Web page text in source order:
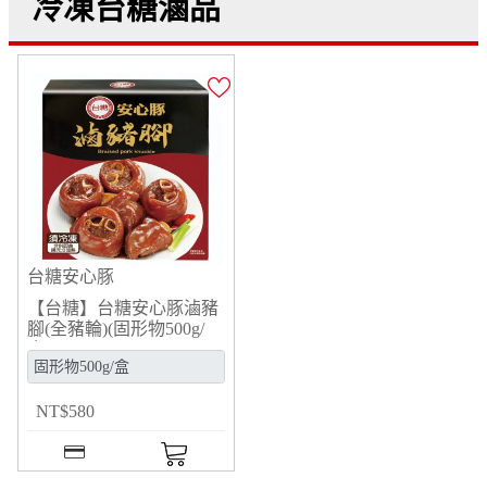
冷凍台糖滷品
台糖安心豚
【台糖】台糖安心豚滷豬
腳(全豬輪)(固形物500g/
盒)(977301)
NT$580